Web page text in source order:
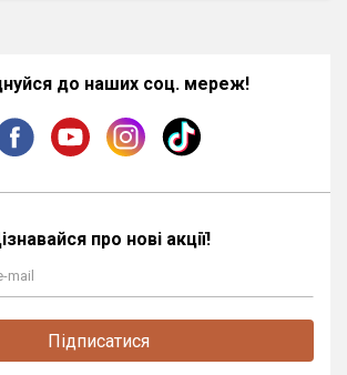
до наших соц. мереж!
про нові акції!
Підписатися